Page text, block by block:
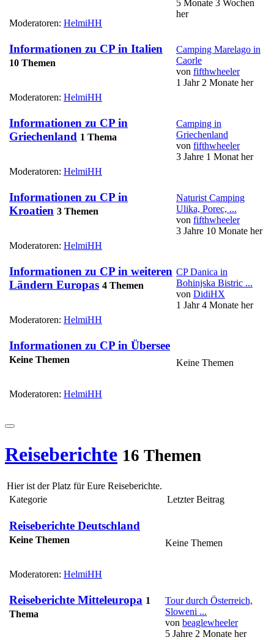
Moderatoren: HelmiHH
5 Monate 3 Wochen
her
Informationen zu CP in Italien
10 Themen
Moderatoren: HelmiHH
Camping Marelago in
Caorle
von fifthwheeler
1 Jahr 2 Monate her
Informationen zu CP in
Griechenland 1 Thema
Moderatoren: HelmiHH
Camping in
Griechenland
von fifthwheeler
3 Jahre 1 Monat her
Informationen zu CP in
Kroatien 3 Themen
Moderatoren: HelmiHH
Naturist Camping
Ulika, Porec, ...
von fifthwheeler
3 Jahre 10 Monate her
Informationen zu CP in weiteren
Ländern Europas 4 Themen
Moderatoren: HelmiHH
CP Danica in
Bohinjska Bistric ...
von DidiHX
1 Jahr 4 Monate her
Informationen zu CP in Übersee
Keine Themen
Moderatoren: HelmiHH
Keine Themen
Reiseberichte 16 Themen
Hier ist der Platz für Eure Reiseberichte.
Kategorie
Letzter Beitrag
Reiseberichte Deutschland
Keine Themen
Moderatoren: HelmiHH
Keine Themen
Reiseberichte Mitteleuropa 1
Thema
Tour durch Österreich,
Sloweni ...
von beaglewheeler
5 Jahre 2 Monate her